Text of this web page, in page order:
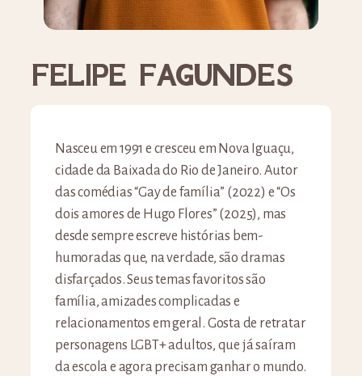
FELIPE FAGUNDES
Nasceu em 1991 e cresceu em Nova Iguaçu,
cidade da Baixada do Rio de Janeiro. Autor
das comédias “Gay de família” (2022) e “Os
dois amores de Hugo Flores” (2025), mas
desde sempre escreve histórias bem-
humoradas que, na verdade, são dramas
disfarçados. Seus temas favoritos são
família, amizades complicadas e
relacionamentos em geral. Gosta de retratar
personagens LGBT+ adultos, que já saíram
da escola e agora precisam ganhar o mundo.